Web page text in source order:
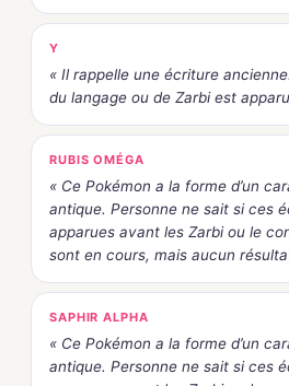
Y
« Il rappelle une écriture
du langage ou de Zarbi est
RUBIS OMÉGA
« Ce Pokémon a la forme d’un
antique. Personne ne sait si ces
apparues avant les Zarbi ou le
sont en cours, mais aucun
SAPHIR ALPHA
« Ce Pokémon a la forme d’un
antique. Personne ne sait si ces